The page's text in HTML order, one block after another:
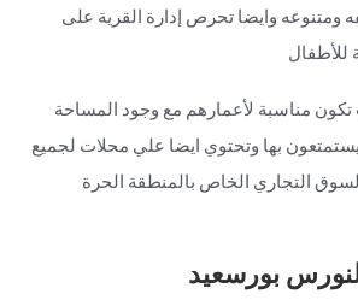
ومتنوعه وايضا تحرص إدارة القرية على
للأطفال
مناسبة لأعمارهم مع وجود المساحة
بها وتحتوي ايضا علي محلات لجميع
التجاري الخاص بالمنطقة الحرة
بورسعيد